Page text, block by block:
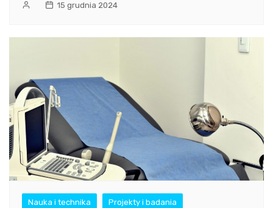
15 grudnia 2024
Nauka i technika Projekty i badania